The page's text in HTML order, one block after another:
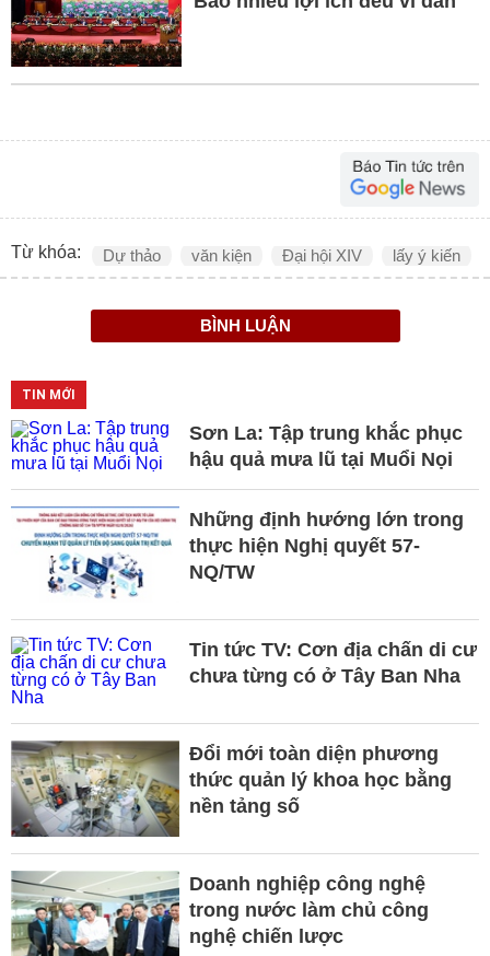
Từ khóa: Dự thảo văn kiện Đại hội XIV lấy ý kiến
BÌNH LUẬN
TIN MỚI
Sơn La: Tập trung khắc phục
hậu quả mưa lũ tại Muổi Nọi
Những định hướng lớn trong
thực hiện Nghị quyết 57-
NQ/TW
Tin tức TV: Cơn địa chấn di cư
chưa từng có ở Tây Ban Nha
Đổi mới toàn diện phương
thức quản lý khoa học bằng
nền tảng số
Doanh nghiệp công nghệ
trong nước làm chủ công
nghệ chiến lược